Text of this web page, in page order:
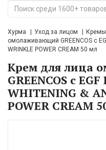
Хурма Уход за лицом
омолаживающий GREENCOS с
WRINKLE POWER CREAM 50 мл
Крем для лица
GREENCOS с EGF
WHITENING &
POWER CREAM